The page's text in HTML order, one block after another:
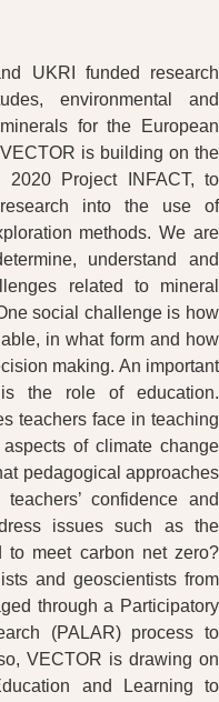
UKRI funded research
environmental and
for the European
is building on the
Project INFACT, to
into the use of
methods. We are
understand and
related to mineral
social challenge is how
in what form and how
making. An important
the role of education.
teachers face in teaching
of climate change
pedagogical approaches
confidence and
issues such as the
to meet carbon net zero?
and geoscientists from
through a Participatory
(PALAR) process to
VECTOR is drawing on
and Learning to